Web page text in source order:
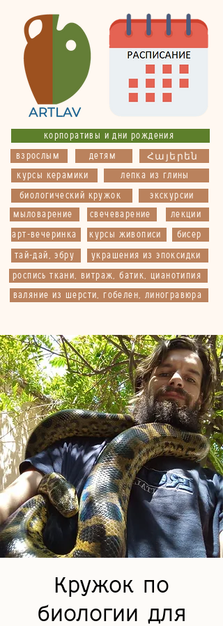
корпоративы и дни рождения
детям
взрослым Հայերեն
украшения из эпоксидки
мыловарение свечеварение
арт-вечеринка бисер
тай-дай, эбру
экскурсии
лепка из глины
роспись ткани, витраж, батик, цианотипия
курсы живописи
лекции
биологический кружок
курсы керамики
валяние из шерсти, гобелен, линогравюра
Кружок по
биологии для